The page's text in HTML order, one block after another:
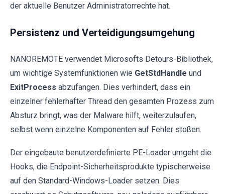
der aktuelle Benutzer Administratorrechte hat.
Persistenz und Verteidigungsumgehung
NANOREMOTE verwendet Microsofts Detours-Bibliothek,
um wichtige Systemfunktionen wie GetStdHandle und
ExitProcess abzufangen. Dies verhindert, dass ein
einzelner fehlerhafter Thread den gesamten Prozess zum
Absturz bringt, was der Malware hilft, weiterzulaufen,
selbst wenn einzelne Komponenten auf Fehler stoßen.
Der eingebaute benutzerdefinierte PE-Loader umgeht die
Hooks, die Endpoint-Sicherheitsprodukte typischerweise
auf den Standard-Windows-Loader setzen. Dies